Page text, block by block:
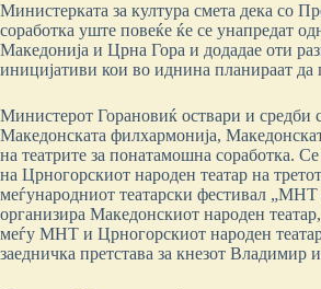
Министерката за култура смета дека со
соработка уште повеќе ќе се унапредат
Македонија и Црна Гора и додадае оти
иницијативи кои во иднина планираат да
Министерот Горановиќ оствари и средби
Македонската филхармонија,
на театрите за понатамошна соработка.
на Црногорскиот народен театар на
меѓународниот театарски фестивал
организира Македонскиот народен
меѓу МНТ и Црногорскиот народен театар
заедничка претстава за кнезот Владимир